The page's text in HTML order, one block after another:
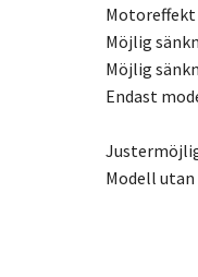
Motoreffekt
Möjlig
Möjlig
Endast
Modell